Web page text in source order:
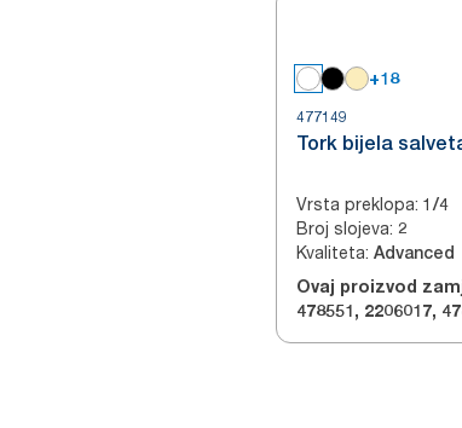
+18
477149
Tork bijela
Vrsta preklopa: 1/4
Broj slojeva: 2
Kvaliteta: Advanced
Ovaj proizvod
478551, 2206017,